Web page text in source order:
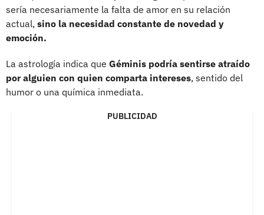
sería necesariamente la falta de amor en su relación
actual, sino la necesidad constante de novedad y
emoción.
La astrología indica que Géminis podría sentirse atraído
por alguien con quien comparta intereses, sentido del
humor o una química inmediata.
PUBLICIDAD